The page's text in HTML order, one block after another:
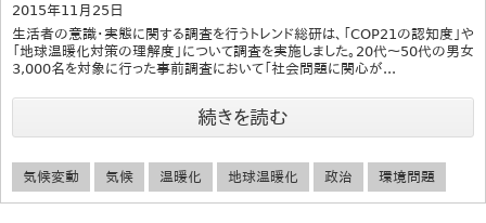
2015年11月25日
生活者の意識・実態に関する調査を行うトレンド総研は、「COP21の認知度」や
「地球温暖化対策の理解度」について調査を実施しました。20代～50代の男女
3,000名を対象に行った事前調査において「社会問題に関心が...
続きを読む
気候変動 気候 温暖化 地球温暖化 政治 環境問題